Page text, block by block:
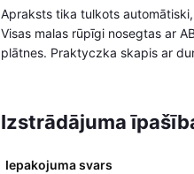
Apraksts tika tulkots
Visas malas rūpīgi nosegtas ar
plātnes. Praktyczka skapis ar
Izstrādājuma
Iepakojuma svars